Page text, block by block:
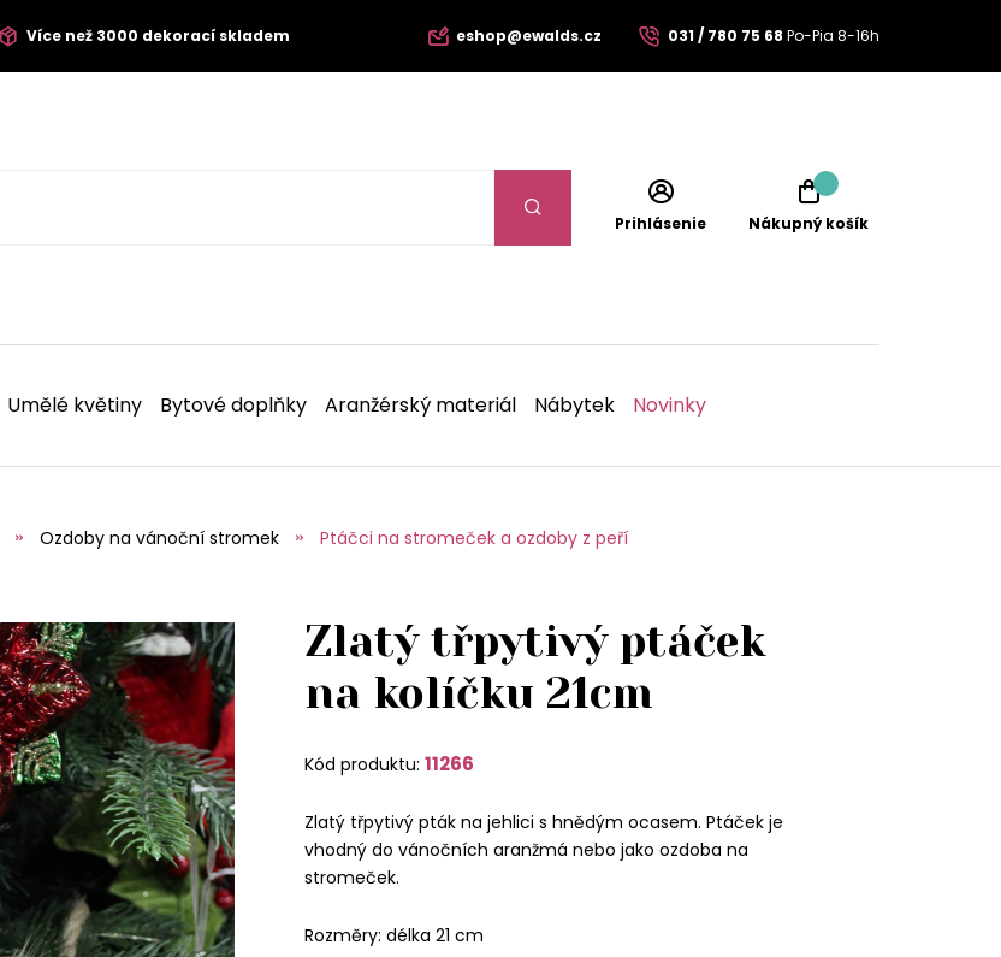
Více než 3000 dekorací skladem eshop@ewalds.cz 031 / 780 75 68 Po-Pia 8-16h
Prihlásenie Nákupný košík
Umělé květiny Bytové doplňky Aranžérský materiál Nábytek Novinky
Ozdoby na vánoční stromek Ptáčci na stromeček a ozdoby z peří
Zlatý třpytivý ptáček
na kolíčku 21cm
Kód produktu: 11266
Zlatý třpytivý pták na jehlici s hnědým ocasem. Ptáček je
vhodný do vánočních aranžmá nebo jako ozdoba na
stromeček.
Rozměry: délka 21 cm